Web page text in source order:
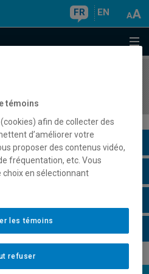
FR EN
témoins
afin de collecter des
d’améliorer votre
proposer des contenus vidéo,
fréquentation, etc. Vous
en sélectionnant
refuser
les témoins